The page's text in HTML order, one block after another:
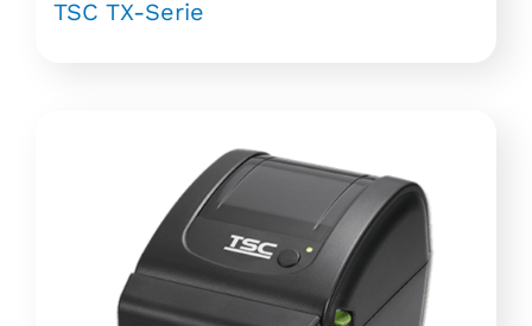
TSC TX-Serie